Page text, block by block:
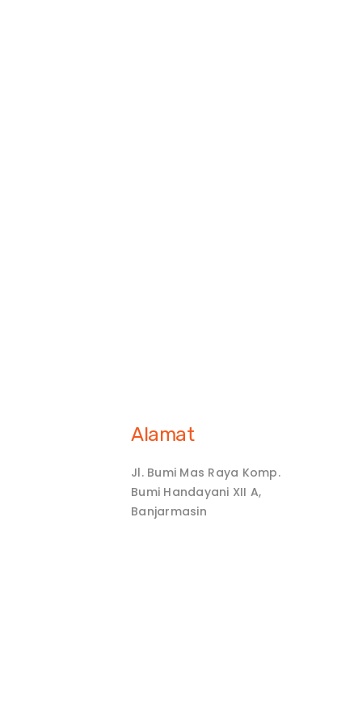
Alamat
Jl. Bumi Mas Raya Komp.
Bumi Handayani XII A,
Banjarmasin